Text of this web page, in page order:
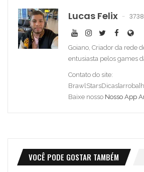
Lucas Felix
Goiano, Criador da rede
entusiasta pelos games
Contato do site:
Baixe nosso Nosso App
VOCÊ PODE GOSTAR TAMBÉM